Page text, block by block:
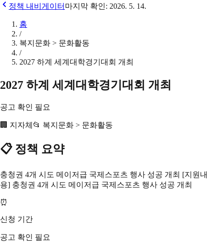
정책 내비게이터 마지막 확인: 2026. 5. 14.
홈
/
복지문화 > 문화활동
/
2027 하계 세계대학경기대회 개최
2027 하계 세계대학경기대회 개최
공고 확인 필요
🏢 지자체 📂 복지문화 > 문화활동
📋 정책 요약
충청권 4개 시도 메이저급 국제스포츠 행사 성공 개최 [지원내
용] 충청권 4개 시도 메이저급 국제스포츠 행사 성공 개최
⏰
신청 기간
공고 확인 필요